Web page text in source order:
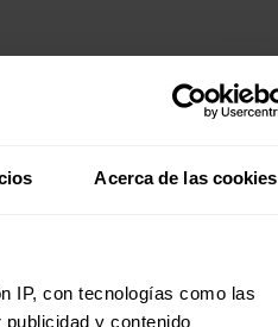
Acerca de las cookies
IP, con tecnologías como las
y contenido